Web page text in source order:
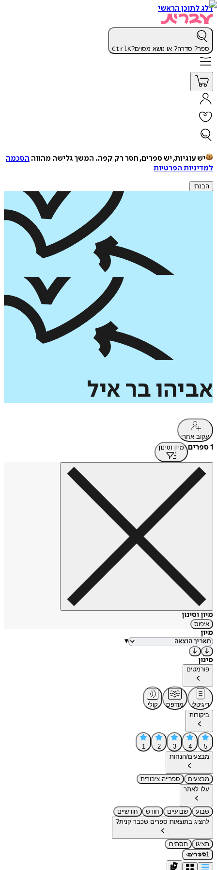
דלג לתוכן הראשי
ספר? סדרה? או נושא מסוים? CtrlK
יש עוגיות, יש ספרים, חסר רק קפה. המשך גלישה מהווה הסכמה
למדיניות הפרטיות
הבנתי
אביהו בר איל
עקוב אחרי
1 ספרים מיון וסינון
מיון וסינון
איפוס
מיון
▾
סינון
פורמטים
דיגיטלי מודפס
קולי
ביקורות
5
4
3
2
1
מבצעים/הנחות
מבצעים
ספרייה ציבורית
עלו לאתר
שבוע שבועיים חודש
חודשיים
להציג בתוצאות ספרים שכבר קנית?
תציגו
תסתירו
1ספרים›